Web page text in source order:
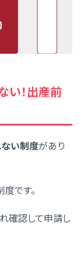
い！出産前
い制度があり
です。
確認して申請し